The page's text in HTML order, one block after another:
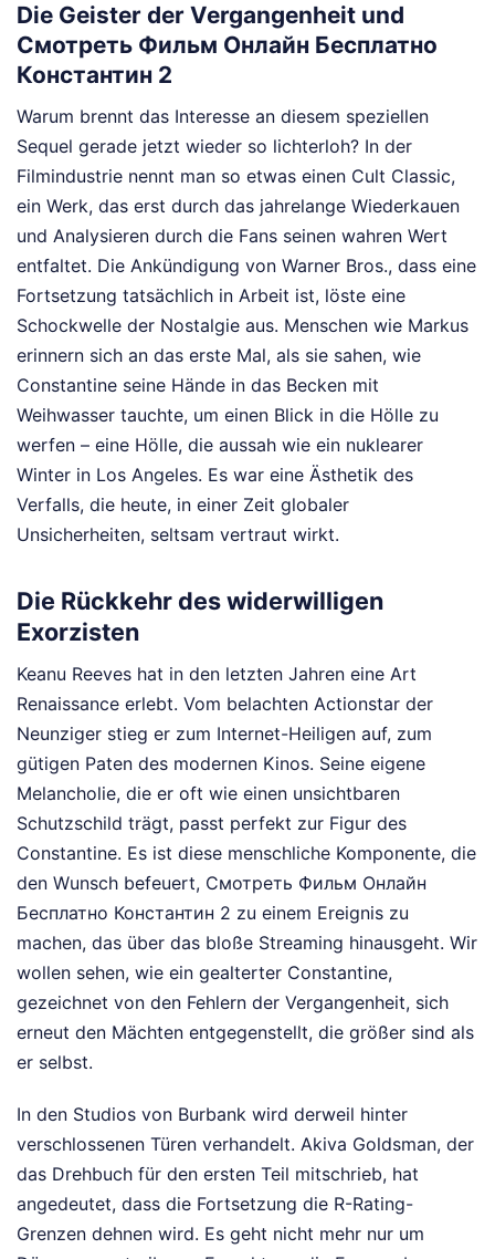
Die Geister der Vergangenheit und
Смотреть Фильм Онлайн Бесплатно
Константин 2
Warum brennt das Interesse an diesem speziellen
Sequel gerade jetzt wieder so lichterloh? In der
Filmindustrie nennt man so etwas einen Cult Classic,
ein Werk, das erst durch das jahrelange Wiederkauen
und Analysieren durch die Fans seinen wahren Wert
entfaltet. Die Ankündigung von Warner Bros., dass eine
Fortsetzung tatsächlich in Arbeit ist, löste eine
Schockwelle der Nostalgie aus. Menschen wie Markus
erinnern sich an das erste Mal, als sie sahen, wie
Constantine seine Hände in das Becken mit
Weihwasser tauchte, um einen Blick in die Hölle zu
werfen – eine Hölle, die aussah wie ein nuklearer
Winter in Los Angeles. Es war eine Ästhetik des
Verfalls, die heute, in einer Zeit globaler
Unsicherheiten, seltsam vertraut wirkt.
Die Rückkehr des widerwilligen
Exorzisten
Keanu Reeves hat in den letzten Jahren eine Art
Renaissance erlebt. Vom belachten Actionstar der
Neunziger stieg er zum Internet-Heiligen auf, zum
gütigen Paten des modernen Kinos. Seine eigene
Melancholie, die er oft wie einen unsichtbaren
Schutzschild trägt, passt perfekt zur Figur des
Constantine. Es ist diese menschliche Komponente, die
den Wunsch befeuert, Смотреть Фильм Онлайн
Бесплатно Константин 2 zu einem Ereignis zu
machen, das über das bloße Streaming hinausgeht. Wir
wollen sehen, wie ein gealterter Constantine,
gezeichnet von den Fehlern der Vergangenheit, sich
erneut den Mächten entgegenstellt, die größer sind als
er selbst.
In den Studios von Burbank wird derweil hinter
verschlossenen Türen verhandelt. Akiva Goldsman, der
das Drehbuch für den ersten Teil mitschrieb, hat
angedeutet, dass die Fortsetzung die R-Rating-
Grenzen dehnen wird. Es geht nicht mehr nur um